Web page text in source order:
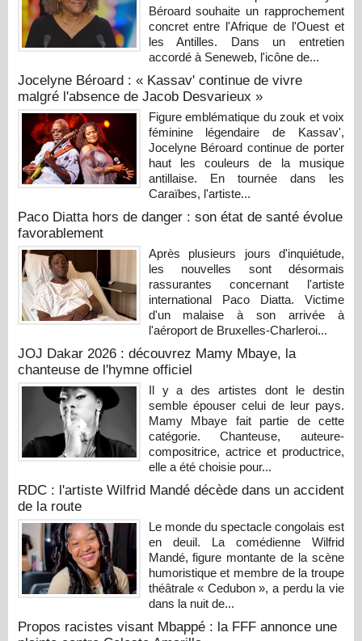
Béroard souhaite un rapprochement
concret entre l'Afrique de l'Ouest et
les Antilles. Dans un entretien
accordé à Seneweb, l'icône de...
Jocelyne Béroard : « Kassav' continue de vivre
malgré l'absence de Jacob Desvarieux »
Figure emblématique du zouk et voix
féminine légendaire de Kassav',
Jocelyne Béroard continue de porter
haut les couleurs de la musique
antillaise. En tournée dans les
Caraïbes, l'artiste...
Paco Diatta hors de danger : son état de santé évolue
favorablement
Après plusieurs jours d'inquiétude,
les nouvelles sont désormais
rassurantes concernant l'artiste
international Paco Diatta. Victime
d'un malaise à son arrivée à
l'aéroport de Bruxelles-Charleroi...
JOJ Dakar 2026 : découvrez Mamy Mbaye, la
chanteuse de l'hymne officiel
Il y a des artistes dont le destin
semble épouser celui de leur pays.
Mamy Mbaye fait partie de cette
catégorie. Chanteuse, auteure-
compositrice, actrice et productrice,
elle a été choisie pour...
RDC : l'artiste Wilfrid Mandé décède dans un accident
de la route
Le monde du spectacle congolais est
en deuil. La comédienne Wilfrid
Mandé, figure montante de la scène
humoristique et membre de la troupe
théâtrale « Cedubon », a perdu la vie
dans la nuit de...
Propos racistes visant Mbappé : la FFF annonce une